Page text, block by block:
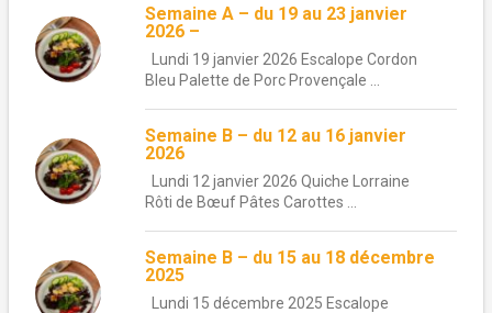
Semaine A – du 19 au 23 janvier
2026 –
Lundi 19 janvier 2026 Escalope Cordon
Bleu Palette de Porc Provençale ...
Semaine B – du 12 au 16 janvier
2026
Lundi 12 janvier 2026 Quiche Lorraine
Rôti de Bœuf Pâtes Carottes ...
Semaine B – du 15 au 18 décembre
2025
Lundi 15 décembre 2025 Escalope